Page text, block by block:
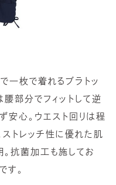
一枚で着れるブラトッ
腰部分でフィットして逆
安心。ウエスト回りは程
ストレッチ性に優れた肌
抗菌加工も施してお
す。